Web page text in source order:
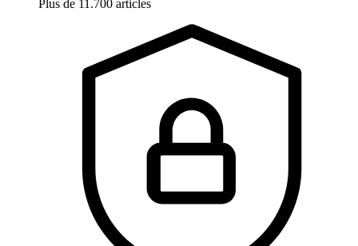
Plus de 11.700 articles